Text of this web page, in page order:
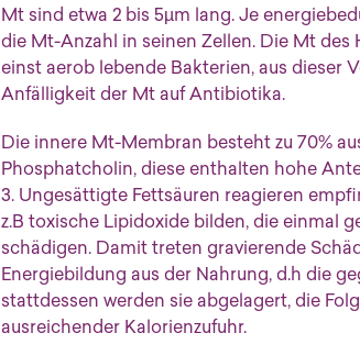
Mt sind etwa 2 bis 5µm lang. Je
die Mt-Anzahl in seinen Zellen. Die Mt des
einst aerob lebende Bakterien, aus dieser
Anfälligkeit der Mt auf Antibiotika.
Die innere Mt-Membran besteht zu 70%
Phosphatcholin, diese enthalten hohe
3. Ungesättigte Fettsäuren reagieren
z.B toxische Lipidoxide bilden, die einmal
schädigen. Damit treten gravierende
Energiebildung aus der Nahrung, d.h die
stattdessen werden sie abgelagert, die
ausreichender Kalorienzufuhr.